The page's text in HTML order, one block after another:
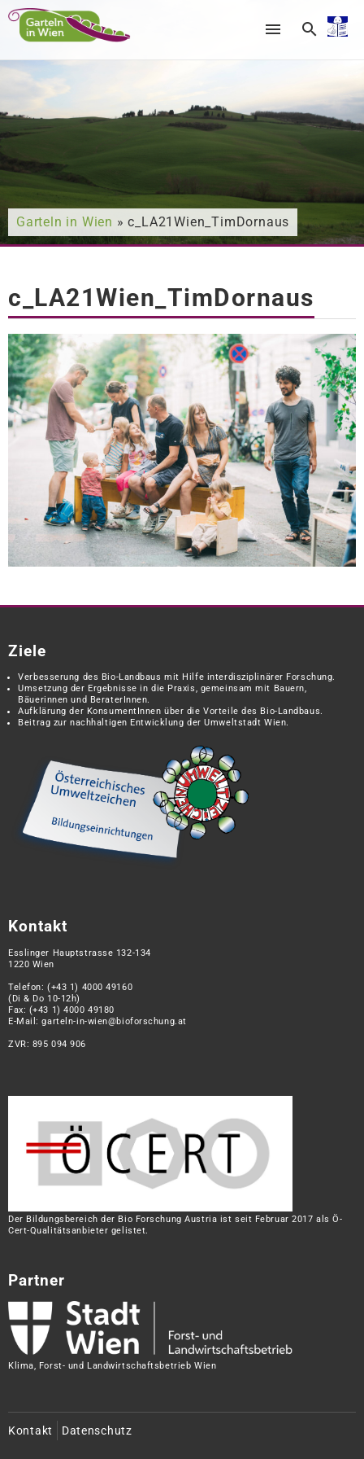
Nach was suchen Sie?
Garteln in Wien » c_LA21Wien_TimDornaus
c_LA21Wien_TimDornaus
Ziele
Verbesserung des Bio-Landbaus mit Hilfe interdisziplinärer Forschung.
Umsetzung der Ergebnisse in die Praxis, gemeinsam mit Bauern,
Bäuerinnen und BeraterInnen.
Aufklärung der KonsumentInnen über die Vorteile des Bio-Landbaus.
Beitrag zur nachhaltigen Entwicklung der Umweltstadt Wien.
Kontakt
Esslinger Hauptstrasse 132-134
1220 Wien
Telefon:(+43 1) 4000 49160
(Di & Do 10-12h)
Fax: (+43 1) 4000 49180
E-Mail:garteln-in-wien@bioforschung.at
ZVR: 895 094 906
Der Bildungsbereich der Bio Forschung Austria ist seit Februar 2017 als Ö-
Cert-Qualitätsanbieter gelistet.
Partner
Klima, Forst- und Landwirtschaftsbetrieb Wien
Kontakt Datenschutz